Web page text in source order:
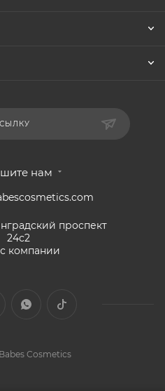
нам
проспект
24с2
компании
Cosmetics